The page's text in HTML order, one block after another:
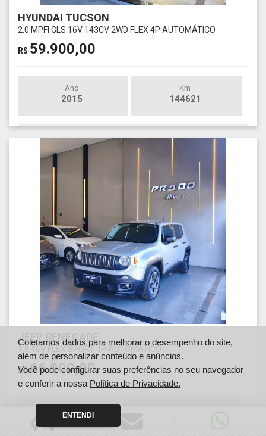
HYUNDAI TUCSON
2.0 MPFI GLS 16V 143CV 2WD FLEX 4P AUTOMÁTICO
R$ 59.900,00
Ano
2015
Km
144621
JEEP RENEGADE
1.8 16V FLEX SPORT 4P AUTOMÁTICO
R$66.900,00
2016
Coletamos dados para melhorar o desempenho do site,
além de personalizar conteúdo e anúncios.
Você pode configurar suas preferências no seu navegador
e conferir a nossa Política de Privacidade.
ENTENDI